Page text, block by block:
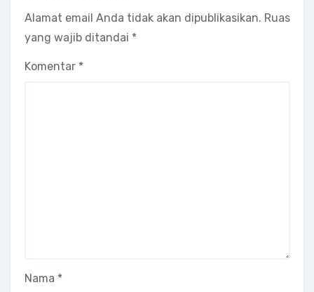
Alamat email Anda tidak akan dipublikasikan. Ruas
yang wajib ditandai *
Komentar *
Nama *